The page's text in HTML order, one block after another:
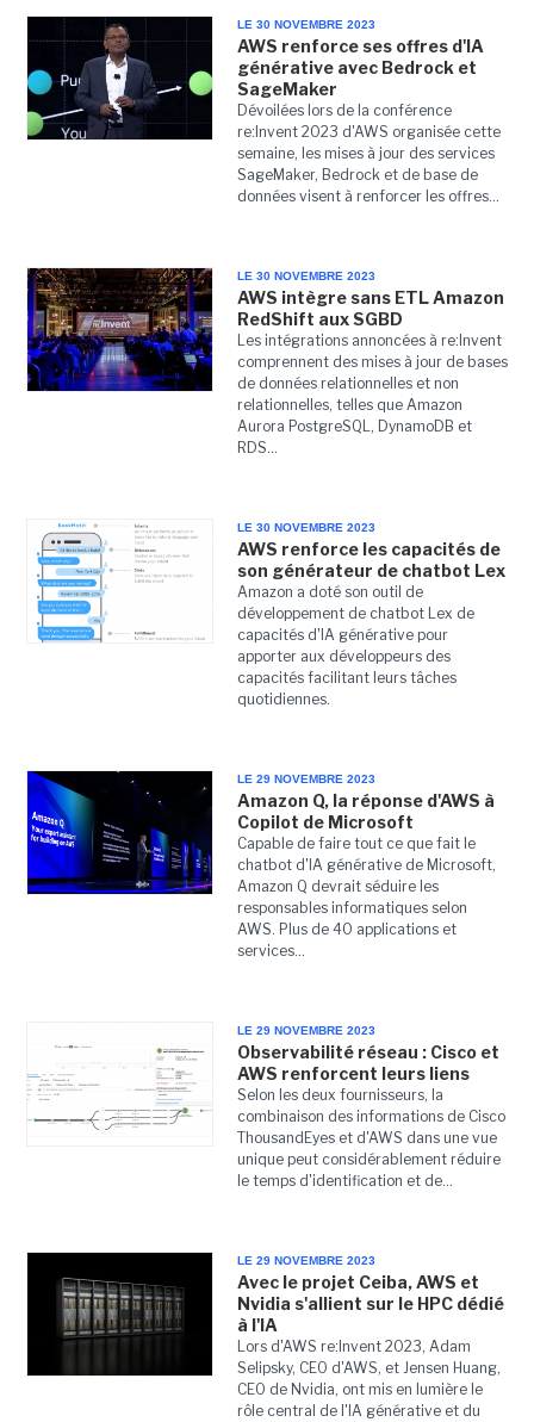
LE 30 NOVEMBRE 2023
AWS renforce ses offres d'IA
générative avec Bedrock et
SageMaker
Dévoilées lors de la conférence
re:Invent 2023 d'AWS organisée cette
semaine, les mises à jour des services
SageMaker, Bedrock et de base de
données visent à renforcer les offres...
LE 30 NOVEMBRE 2023
AWS intègre sans ETL Amazon
RedShift aux SGBD
Les intégrations annoncées à re:Invent
comprennent des mises à jour de bases
de données relationnelles et non
relationnelles, telles que Amazon
Aurora PostgreSQL, DynamoDB et
RDS...
LE 30 NOVEMBRE 2023
AWS renforce les capacités de
son générateur de chatbot Lex
Amazon a doté son outil de
développement de chatbot Lex de
capacités d'IA générative pour
apporter aux développeurs des
capacités facilitant leurs tâches
quotidiennes.
LE 29 NOVEMBRE 2023
Amazon Q, la réponse d'AWS à
Copilot de Microsoft
Capable de faire tout ce que fait le
chatbot d'IA générative de Microsoft,
Amazon Q devrait séduire les
responsables informatiques selon
AWS. Plus de 40 applications et
services...
LE 29 NOVEMBRE 2023
Observabilité réseau : Cisco et
AWS renforcent leurs liens
Selon les deux fournisseurs, la
combinaison des informations de Cisco
ThousandEyes et d'AWS dans une vue
unique peut considérablement réduire
le temps d'identification et de...
LE 29 NOVEMBRE 2023
Avec le projet Ceiba, AWS et
Nvidia s'allient sur le HPC dédié
à l'IA
Lors d'AWS re:Invent 2023, Adam
Selipsky, CEO d'AWS, et Jensen Huang,
CEO de Nvidia, ont mis en lumière le
rôle central de l'IA générative et du